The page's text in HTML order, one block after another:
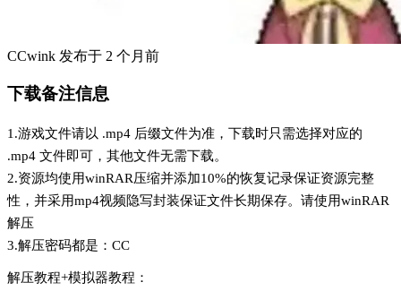
CCwink 发布于 2 个月前
下载备注信息
1.游戏文件请以 .mp4 后缀文件为准，下载时只需选择对应的
.mp4 文件即可，其他文件无需下载。
2.资源均使用winRAR压缩并添加10%的恢复记录保证资源完整
性，并采用mp4视频隐写封装保证文件长期保存。请使用winRAR
解压
3.解压密码都是：CC
解压教程+模拟器教程：